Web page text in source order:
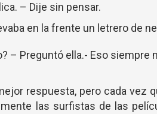
– Dije sin pensar.
en la frente un letrero de
– Preguntó ella.- Eso siempre
respuesta, pero cada vez
las surfistas de las